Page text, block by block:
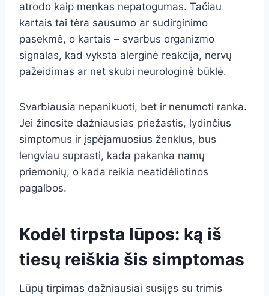
atrodo kaip menkas nepatogumas. Tačiau
kartais tai tėra sausumo ar sudirginimo
pasekmė, o kartais – svarbus organizmo
signalas, kad vyksta alerginė reakcija, nervų
pažeidimas ar net skubi neurologinė būklė.
Svarbiausia nepanikuoti, bet ir nenumoti ranka.
Jei žinosite dažniausias priežastis, lydinčius
simptomus ir įspėjamuosius ženklus, bus
lengviau suprasti, kada pakanka namų
priemonių, o kada reikia neatidėliotinos
pagalbos.
Kodėl tirpsta lūpos: ką iš
tiesų reiškia šis simptomas
Lūpų tirpimas dažniausiai susijęs su trimis